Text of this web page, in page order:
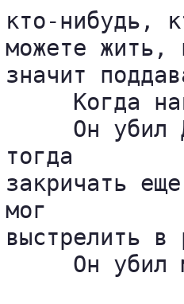
кто-нибудь,
можете жить,
значит
Когда
Он убил
тогда
закричать
мог
выстрелить
Он убил